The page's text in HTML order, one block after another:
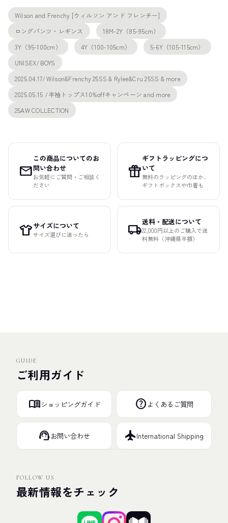
Wilson and Frenchy [ウィルソン アンド フレンチー]
ロングパンツ・レギンス
18M-2Y（85-95cm）
3Y（95-100cm）
4Y（100-105cm）
5-6Y（105-115cm）
UNISEX/BOYS
2025.04.17/Wilson&Frenchy 25SS & Rylee&Cru 25SS & more
2025.05.15 /半袖トップス10%offキャンペーン and more
25AW COLLECTION
mail
この商品についてのお
問い合わせ
お気軽にご質問・ご相談く
ださい
featured_seasonal_and_gifts
ギフトラッピングにつ
いて
無料のラッピングのほか、
ギフトボックスや巾着も
apparelサイズについて
サイズ選びに迷ったら local_shipping送料・配送について
22,000円以上のご購入で送
料無料（沖縄県半額）
GUIDE
ご利用ガイド
menu_bookショッピングガイド help よくあるご質問
support_agent お問い合わせ flightInternational Shipping
FOLLOW US
最新情報をチェック